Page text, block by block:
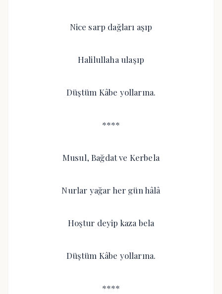
Nice sarp dağları aşıp
Halilullaha ulaşıp
Düştüm Kâbe yollarına.
****
Musul, Bağdat ve Kerbela
Nurlar yağar her gün hâlâ
Hoştur deyip kaza bela
Düştüm Kâbe yollarına.
****